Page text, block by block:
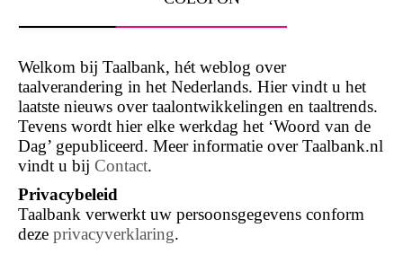
Welkom bij Taalbank, hét weblog over
taalverandering in het Nederlands. Hier vindt u het
laatste nieuws over taalontwikkelingen en taaltrends.
Tevens wordt hier elke werkdag het ‘Woord van de
Dag’ gepubliceerd. Meer informatie over Taalbank.nl
vindt u bij Contact.
Privacybeleid
Taalbank verwerkt uw persoonsgegevens conform
deze privacyverklaring.